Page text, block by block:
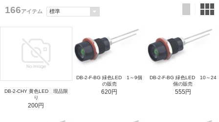
166アイテム
DB-2-CHY 黄色LED 現品限
り
200円
DB-2-F-BG 緑色LED 1～9個
の販売
620円
DB-2-F-BG 緑色LED 10～24
個の販売
555円